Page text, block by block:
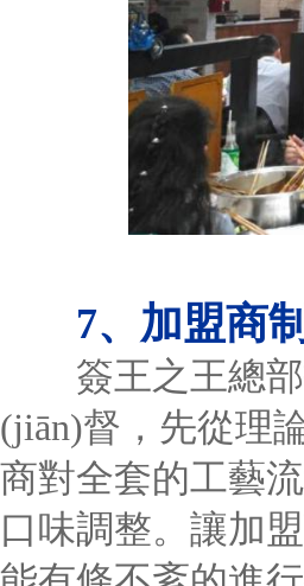
7、加盟商
簽王之王總部
(jiān)督，先從理
商對全套的工藝
口味調整。讓加